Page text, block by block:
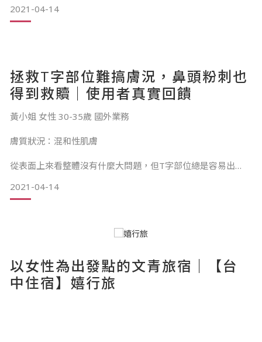
一走近好唷生活，進入眼簾的空間像是自家陽台上的小花園，
佈滿各式各樣的鮮花葉子，讓你放鬆的沈澱心情，開始享受美
花材之間的高低差搭配，綁出一束屬於
平常的膚質狀況屬於混和性肌膚，T字部位比較容易出油，臉
頰和眼周較為乾燥，看到Siiv標榜從卸妝就開始幫妳做保養，一
第一次的感受是覺得使用起來很保濕、味道好好聞，而且質地
是舒服的。
連續使用下來覺得是溫和的，而且質地很好推開。
使用後真的有改善毛孔粗大的效果，而且隔天早上不易出油，
洗完後的臉不會緊繃跟長粉刺痘痘，是穩定不會乾
2021-04-14
拯救T字部位難搞膚況，鼻頭粉刺也
得到救贖｜使用者真實回饋
黃小姐 女性 30-35歲 國外業務
膚質狀況：混和性肌膚
從表面上來看整體沒有什麼大問題，但T字部位總是容易出
皮、乾燥的情況。
第一次的感受是覺得味道舒服療癒，質地溫和好推開，產品也
使用至第7天便感受到肌膚變得較保濕，膚況也逐漸穩定；連續
使用至第14天時，就有發現鼻頭脫皮的狀況得到改善了。
2021-04-14
以女性為出發點的文青旅宿｜【台
中住宿】嬉行旅